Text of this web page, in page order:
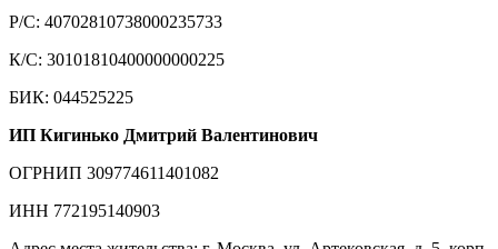
Р/С: 40702810738000235733
К/С: 30101810400000000225
БИК: 044525225
ИП Кигинько Дмитрий Валентинович
ОГРНИП 309774611401082
ИНН 772195140903